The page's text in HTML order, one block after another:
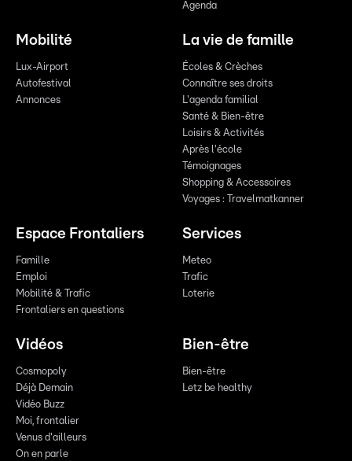
Agenda
Mobilité
Lux-Airport
Autofestival
Annonces
La vie de famille
Écoles & Crèches
Connaître ses droits
L'agenda familial
Santé & Bien-être
Loisirs & Activités
Après l'école
Témoignages
Shopping & Accessoires
Voyages : Travelmatkanner
Espace Frontaliers
Famille
Emploi
Mobilité & Trafic
Frontaliers en questions
Services
Meteo
Trafic
Loterie
Vidéos
Cosmopoly
Déjà Demain
Vidéo Buzz
Moi, frontalier
Venus d'ailleurs
On en parle
Bien-être
Bien-être
Letz be healthy